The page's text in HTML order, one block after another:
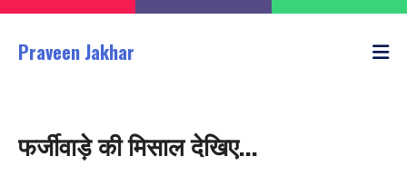
Praveen Jakhar
फर्जीवाड़े की मिसाल देखिए...